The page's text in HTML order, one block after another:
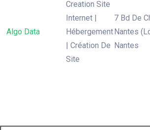
Algo Data
Creation Site
Internet |
Hébergement
| Création De
Site
7 Bd De
Nantes
Nantes